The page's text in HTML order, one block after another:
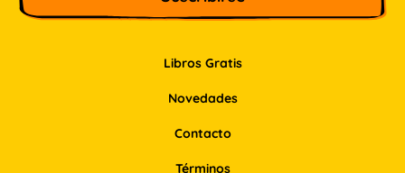
Libros Gratis
Novedades
Contacto
Términos